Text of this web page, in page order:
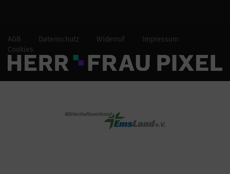
AGB Datenschutz Widerruf
Impressum
Cookies